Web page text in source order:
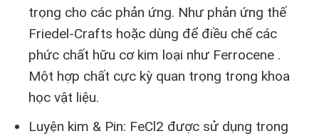
trọng cho các phản ứng. Như phản ứng thế
Friedel-Crafts hoặc dùng để điều chế các
phức chất hữu cơ kim loại như Ferrocene .
Một hợp chất cực kỳ quan trọng trong khoa
học vật liệu.
Luyện kim & Pin: FeCl2 được sử dụng trong